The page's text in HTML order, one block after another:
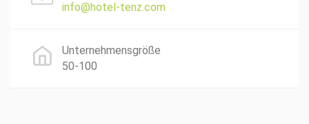
info@hotel-tenz.com
Unternehmensgröße
50-100